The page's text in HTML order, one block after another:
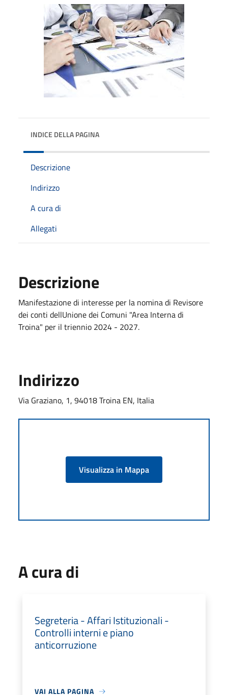
INDICE DELLA PAGINA
Descrizione
Indirizzo
A cura di
Allegati
Descrizione
Manifestazione di interesse per la nomina di Revisore
dei conti dellUnione dei Comuni "Area Interna di
Troina" per il triennio 2024 - 2027.
Indirizzo
Via Graziano, 1, 94018 Troina EN, Italia
Visualizza in Mappa
A cura di
Segreteria - Affari Istituzionali -
Controlli interni e piano
anticorruzione
VAI ALLA PAGINA